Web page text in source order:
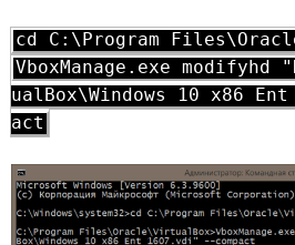
cd C:\Program
VboxManage.exe
ualBox\Windows 10 x86
act